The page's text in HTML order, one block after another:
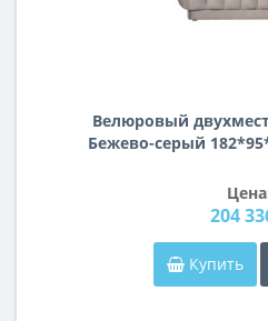
Велюровый
Бежево-серый
204
Купить